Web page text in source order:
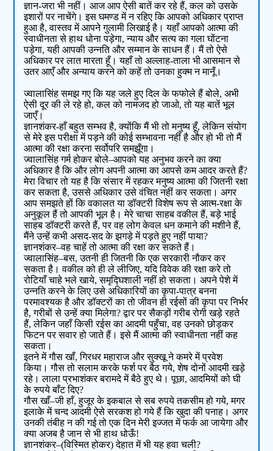
ज्ञान-जरा भी नहीं। आज आप ऐसी बातें कर रहे हैं, कल को उसके
इशारों पर नाचेंगे। इस घमण्ड में न रहिए कि आपको अधिकार प्राप्त
हुआ है, वास्तव में आपने गुलामी लिखाई है। यहाँ आपको आत्मा की
स्वाधीनता से हाथ धोना पड़ेगा, न्याय और सत्य का गला घोंटना
पड़ेगा, यही आपकी उन्नति और सम्मान के साधन हैं। मैं तो ऐसे
अधिकार पर लात मारता हूँ। यहाँ तो अल्लाह-ताला भी आसमान से
उतर आएँ और अन्याय करने को कहें तो उनका हुक्म न मानूँ।
ज्वालासिंह समझ गए कि यह जले हुए दिल के फफोले हैं बोले, अभी
ऐसी दूर की ले रहे हो, कल को नामजद हो जाओ, तो यह बातें भूल
जाएँ।
ज्ञानशंकर-हाँ बहुत सम्भव है, क्योंकि मैं भी तो मनुष्य हूँ, लेकिन संयोग
से मेरे इस परीक्षा में पड़ने की कोई सम्भावना नहीं है और हो भी तो मैं
आत्मा की रक्षा करना सर्वोपरि समझूँगा।
ज्वालासिंह गर्म होकर बोले–आपको यह अनुभव करने का क्या
अधिकार है कि और लोग अपनी आत्मा का आपसे कम आदर करते हैं?
मेरा विचार तो यह है कि संसार में रहकर मनुष्य आत्मा की जितनी रक्षा
कर सकता है, उससे अधिकार उसे वंचित नहीं कर सकता। अगर
आप समझते हों कि वकालत या डॉक्टरी विशेष रूप से आत्म-रक्षा के
अनुकूल हैं तो आपकी भूल है। मेरे चाचा साहब वकील हैं, बड़े भाई
साहब डॉक्टरी करते हैं, पर वह लोग केवल धन कमाने की मशीने हैं,
मैंने उन्हें कभी असद-सद के झगड़े में पड़ते हुए नहीं पाया?
ज्ञानशंकर–वह चाहें तो आत्मा की रक्षा कर सकते हैं।
ज्वालासिंह–बस, उतनी ही जितनी कि एक सरकारी नौकर कर
सकता है। वकील को ही ले लीजिए, यदि विवेक की रक्षा करे तो
रोटियाँ चाहे भले खाये, समृद्घिशाली नहीं हो सकता। अपने पेशे में
उन्नति करने के लिए उसे अधिकारियों का कृपा-पात्र बनना
परमावश्यक है और डॉक्टरों का तो जीवन ही रईसों की कृपा पर निर्भर
है, गरीबों से उन्हें क्या मिलेगा? द्वार पर सैकड़ों गरीब रोगी खड़े रहते
हैं, लेकिन जहाँ किसी रईस का आदमी पहुँचा, वह उनको छोड़कर
फिटन पर सवार हो जाते हैं। इसे मैं आत्मा की स्वाधीनता नहीं कह
सकता।
इतने में गौस खाँ, गिरधर महाराज और सुक्खू ने कमरे में प्रवेश
किया। गौस तो सलाम करके फर्श पर बैठ गये, शेष दोनों आदमी खड़े
रहे। लाला प्रभाशंकर बरामदे में बैठे हुए थे। पूछा, आदमियों को घी
के रुपये बाँट दिए?
गौस खाँ–जी हाँ, हुजूर के इकबाल से सब रुपये तकसीम हो गये, मगर
इलाके में चन्द आदमी ऐसे सरकश हो गये हैं कि खुदा की पनाह। अगर
उनकी तंबीह न की गई तो एक दिन मेरी इज्जत में फर्क आ जायेगा और
क्या अजब है जान से भी हाथ धोऊँ!
ज्ञानशंकर–(विस्मित होकर) देहात में भी यह हवा चली?